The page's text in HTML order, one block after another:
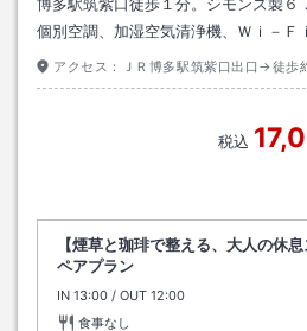
個別空調、加湿空気清浄機、Ｗｉ－Ｆ
アクセス： ＪＲ博多駅筑紫口出口→徒歩
税込
【煙草と珈琲で整える、大人の休
ペアプラン
IN チェックイン
13:00 / OUT チェックアウト
12:00
食事なし